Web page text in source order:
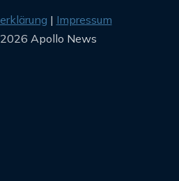
Impressum
Apollo News